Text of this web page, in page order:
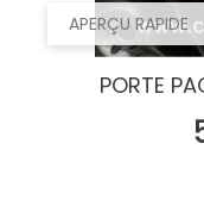
APERÇU RAPIDE
PORTE